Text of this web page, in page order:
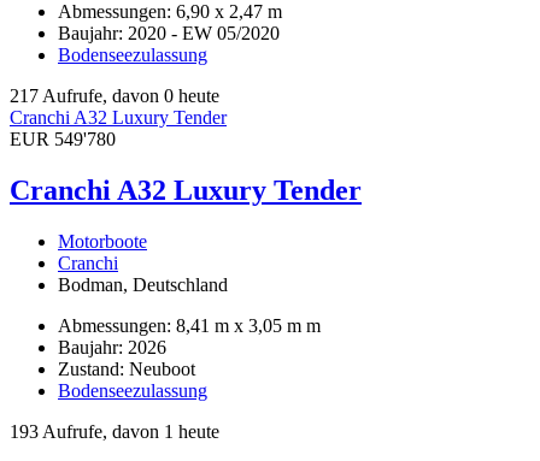
Abmessungen: 6,90 x 2,47 m
Baujahr: 2020 - EW 05/2020
Bodenseezulassung
217 Aufrufe, davon 0 heute
Cranchi A32 Luxury Tender
EUR 549'780
Cranchi A32 Luxury Tender
Motorboote
Cranchi
Bodman, Deutschland
Abmessungen: 8,41 m x 3,05 m m
Baujahr: 2026
Zustand: Neuboot
Bodenseezulassung
193 Aufrufe, davon 1 heute